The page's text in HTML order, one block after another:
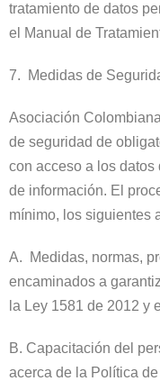
tratamiento de datos
el Manual de
7. Medidas de
Asociación
de seguridad de
con acceso a los datos
de información. El
mínimo, los siguientes
A. Medidas, normas,
encaminados a
la Ley 1581 de 2012 y
B. Capacitación del
acerca de la Política